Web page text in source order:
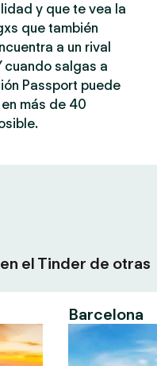
y que te vea la
que también
a un rival
cuando salgas a
Passport puede
más de 40
el Tinder de otras
Barcelona